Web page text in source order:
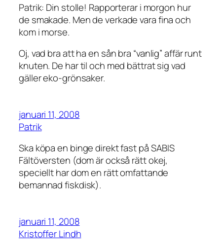
Patrik: Din stolle! Rapporterar i morgon hur
de smakade. Men de verkade vara fina och
kom i morse.
Oj, vad bra att ha en sån bra “vanlig” affär runt
knuten. De har til och med bättrat sig vad
gäller eko-grönsaker.
januari 11, 2008
Patrik
Ska köpa en binge direkt fast på SABIS
Fältöversten (dom är också rätt okej,
speciellt har dom en rätt omfattande
bemannad fiskdisk).
januari 11, 2008
Kristoffer Lindh